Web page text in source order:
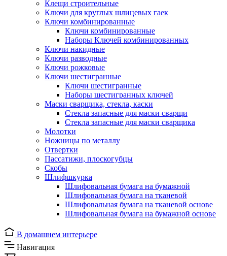
Клещи строительные
Ключи для круглых шлицевых гаек
Ключи комбинированные
Ключи комбинированные
Наборы Ключей комбинированных
Ключи накидные
Ключи разводные
Ключи рожковые
Ключи шестигранные
Ключи шестигранные
Наборы шестигранных ключей
Маски сварщика, стекла, каски
Стекла запасные для маски сварщи
Стекла запасные для маски сварщика
Молотки
Ножницы по металлу
Отвертки
Пассатижи, плоскогубцы
Скобы
Шлифшкурка
Шлифовальная бумага на бумажной
Шлифовальная бумага на тканевой
Шлифовальная бумага на тканевой основе
Шлифовальная бумага на бумажной основе
В домашнем интерьере
Навигация